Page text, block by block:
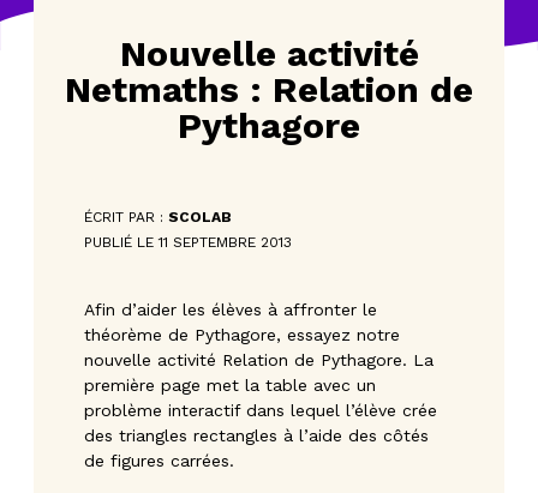
Nouvelle activité
Netmaths : Relation de
Pythagore
ÉCRIT PAR : SCOLAB
PUBLIÉ LE 11 SEPTEMBRE 2013
Afin d’aider les élèves à affronter le
théorème de Pythagore, essayez notre
nouvelle activité Relation de Pythagore. La
première page met la table avec un
problème interactif dans lequel l’élève crée
des triangles rectangles à l’aide des côtés
de figures carrées.